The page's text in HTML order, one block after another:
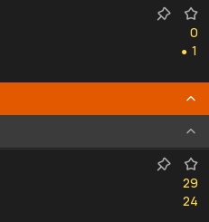
0
0
●
1
1
29
29
24
24